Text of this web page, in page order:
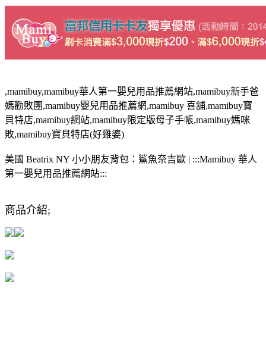
,mamibuy,mamibuy華人第一嬰兒用品推薦網站,mamibuy新手爸
媽勸敗團,mamibuy嬰兒用品推薦網,mamibuy 喜舖,mamibuy寶
貝特店,mamibuy網站,mamibuy限定版母子手帳,mamibuy媽咪
敗,mamibuy寶貝特店(好雞婆)
美國 Beatrix NY 小小朋友背包：鯊魚奈吉歐 | :::Mamibuy 華人
第一嬰兒用品推薦網站:::
商品介紹;